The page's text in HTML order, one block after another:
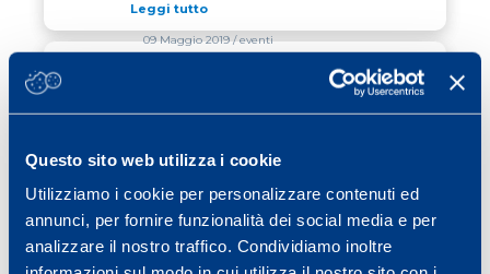
Questo sito web utilizza i cookie
Utilizziamo i cookie per personalizzare contenuti ed
annunci, per fornire funzionalità dei social media e per
analizzare il nostro traffico. Condividiamo inoltre
Leggi tutto
LO SPECIALE “NERO&VERDE” SUL NOSTRO
09 Maggio 2019/ eventi
LO SPECIALE “NERO&VERDE” SUL
Leggi tutto
PARTECIPAZIONE RECORD PER IL 9° CONVEGNO
PARTECIPAZIONE RECORD PER IL 9°
MAPEI SPORT